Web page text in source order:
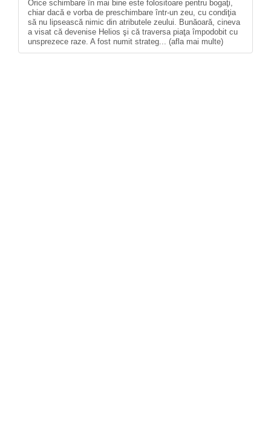
Orice schimbare în mai bine este folositoare pentru bogaţi,
chiar dacă e vorba de preschimbare într-un zeu, cu condiţia
să nu lipsească nimic din atributele zeului. Bunăoară, cineva
a visat că devenise Helios şi că traversa piaţa împodobit cu
unsprezece raze. A fost numit strateg... (afla mai multe)